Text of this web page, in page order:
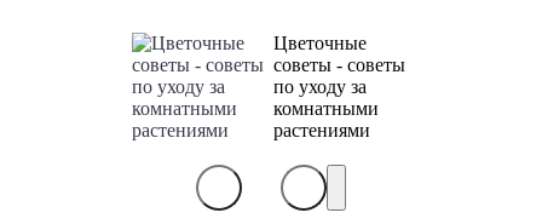
Цветочные
советы - советы
по уходу за
комнатными
растениями